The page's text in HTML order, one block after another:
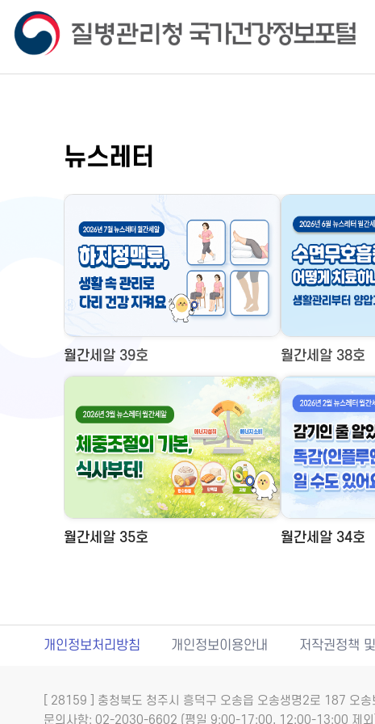
뉴스레터
월간세알 39호 월간세알 38호
월간세알 35호 월간세알 34호
개인정보처리방침 개인정보이용안내 저작권정책
[ 28159 ] 충청북도 청주시 흥덕구 오송읍 오송생명2로 187 오송
문의사항: 02-2030-6602 (평일 9:00-17:00, 12:00-13:00 제외